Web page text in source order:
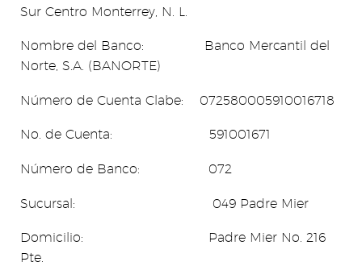
Sur Centro Monterrey, N. L.
Nombre del Banco: Banco Mercantil del
Norte, S.A. (BANORTE)
Número de Cuenta Clabe: 072580005910016718
No. de Cuenta: 591001671
Número de Banco: 072
Sucursal: 049 Padre Mier
Domicilio: Padre Mier No. 216
Pte.